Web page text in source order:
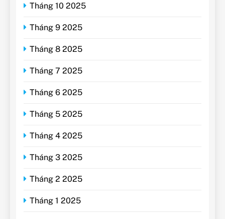
Tháng 10 2025
Tháng 9 2025
Tháng 8 2025
Tháng 7 2025
Tháng 6 2025
Tháng 5 2025
Tháng 4 2025
Tháng 3 2025
Tháng 2 2025
Tháng 1 2025